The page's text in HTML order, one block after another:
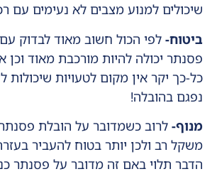
שיכולים למנוע מצבים לא נעימים עם
ביטוח- לפי הכול חשוב מאוד לבדוק
פסנתר יכולה להיות מורכבת מאוד
כל-כך יקר אין מקום לטעויות
נפגם בהובלה!
מנוף- לרוב כשמדובר על הובלת פסנתר
משקל רב ולכן יותר בטוח להעביר
הדבר תלוי באם זה מדובר על פסנתר